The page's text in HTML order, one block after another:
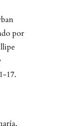
por
17.